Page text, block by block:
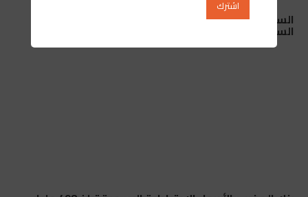
السيارات في المغرب: لماذا تهيمن داسيا ورونو على
السوق المغربية؟